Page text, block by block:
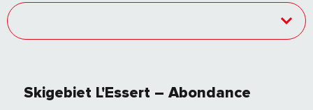
Skigebiet L'Essert – Abondance